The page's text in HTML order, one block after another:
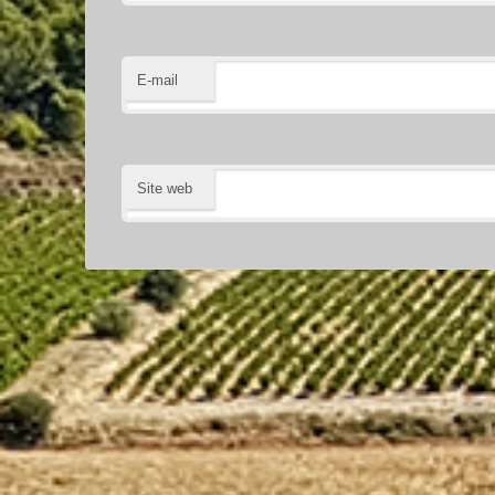
E-mail
Site web